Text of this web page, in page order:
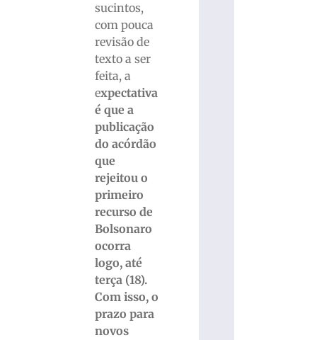
sucintos,
com pouca
revisão de
texto a ser
feita, a
expectativa
é que a
publicação
do acórdão
que
rejeitou o
primeiro
recurso de
Bolsonaro
ocorra
logo, até
terça (18).
Com isso, o
prazo para
novos